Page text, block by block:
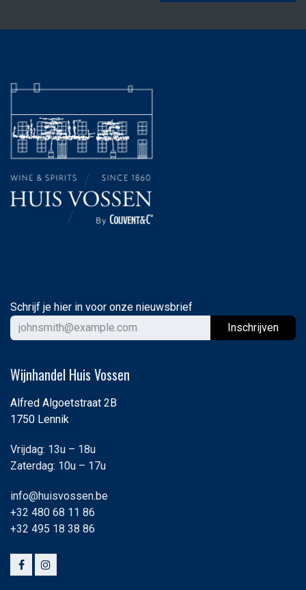
Schrijf je hier in voor onze nieuwsbrief
Inschrijven
Wijnhandel Huis Vossen
Alfred Algoetstraat 2B
1750 Lennik
Vrijdag: 13u – 18u
Zaterdag: 10u – 17u
info@huisvossen.be
+32 480 68 11 86
+32 495 18 38 86